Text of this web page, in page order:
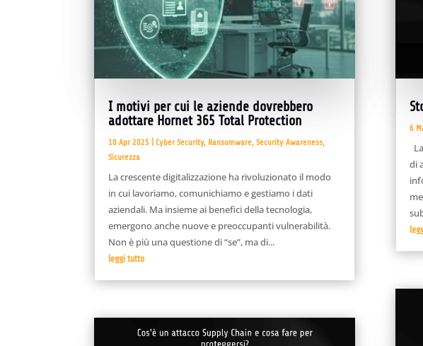
I motivi per cui le aziende dovrebbero
adottare Hornet 365 Total Protection
10 Apr 2025 Cyber Security, Ransomware,Security Awareness,
Sicurezza
La crescente digitalizzazione ha rivoluzionato il modo
in cui lavoriamo, comunichiamo e gestiamo i dati
aziendali. Ma insieme ai benefici della tecnologia,
emergono anche nuove e preoccupanti vulnerabilità.
Non è più una questione di “se”, ma di...
leggi tutto
6
di